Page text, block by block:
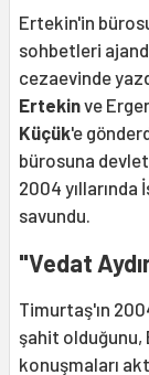
Ertekin'in
sohbetleri
cezaevinde
Ertekinve
Küçük'e
bürosuna
2004 yıllarında
savundu.
"Vedat
Timurtaş'ın
şahit olduğunu,
konuşmaları